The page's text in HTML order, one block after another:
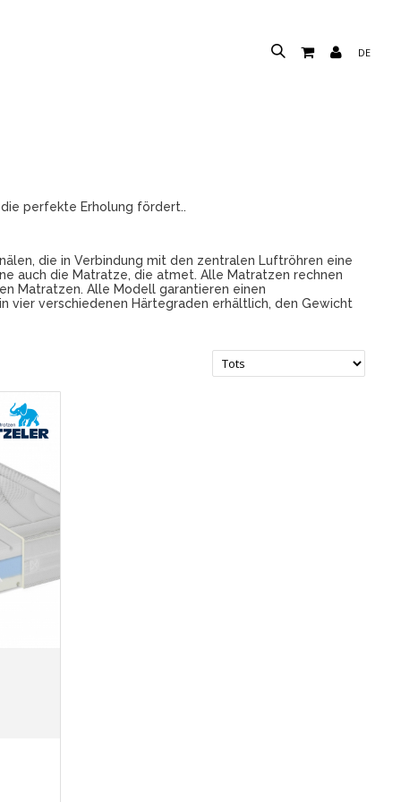
DE
perfekte Erholung fördert..
die in Verbindung mit den zentralen Luftröhren eine
auch die Matratze, die atmet. Alle Matratzen rechnen
Matratzen. Alle Modell garantieren einen
vier verschiedenen Härtegraden erhältlich, den Gewicht